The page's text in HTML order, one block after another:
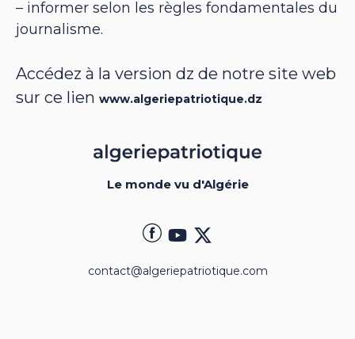
– informer selon les règles fondamentales du
journalisme.
Accédez à la version dz de notre site web
sur ce lien www.algeriepatriotique.dz
Le monde vu d'Algérie
contact@algeriepatriotique.com